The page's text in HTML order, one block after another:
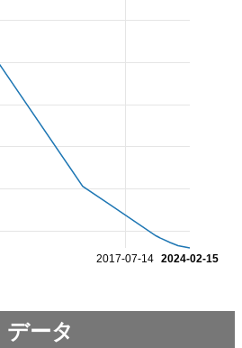
2017-07-14 2024-02-15
データ